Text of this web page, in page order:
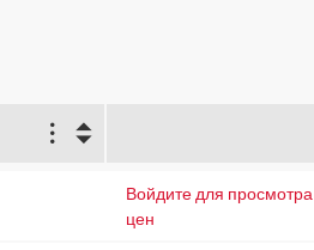
Войдите для просмотра
цен